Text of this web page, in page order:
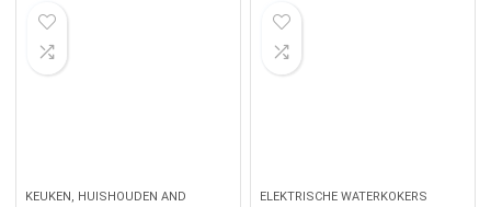
KEUKEN, HUISHOUDEN AND
ELEKTRISCHE WATERKOKERS